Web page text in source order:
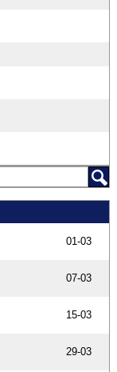
01-03
07-03
15-03
29-03